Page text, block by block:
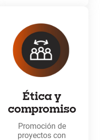
Ética y
compromiso
Promoción de
proyectos con